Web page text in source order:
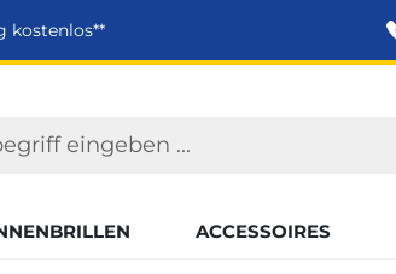
kostenlos**
ACCESSOIRES